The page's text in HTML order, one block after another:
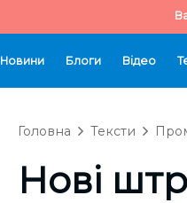
Новини Блоги Відео
Головна Тексти
Нові